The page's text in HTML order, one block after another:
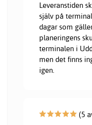
Leveranstiden
själv på
dagar som
planeringens
terminalen i
men det finns
igen.
(5